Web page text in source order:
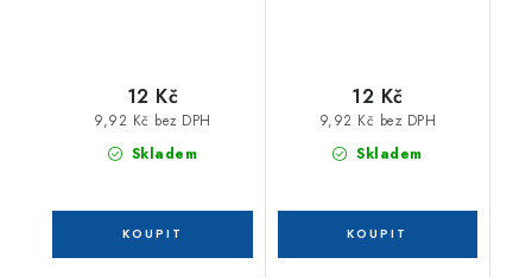
Skladem
9,92 Kč bez DPH
12 Kč
Skladem
9,92 Kč bez DPH
12 Kč